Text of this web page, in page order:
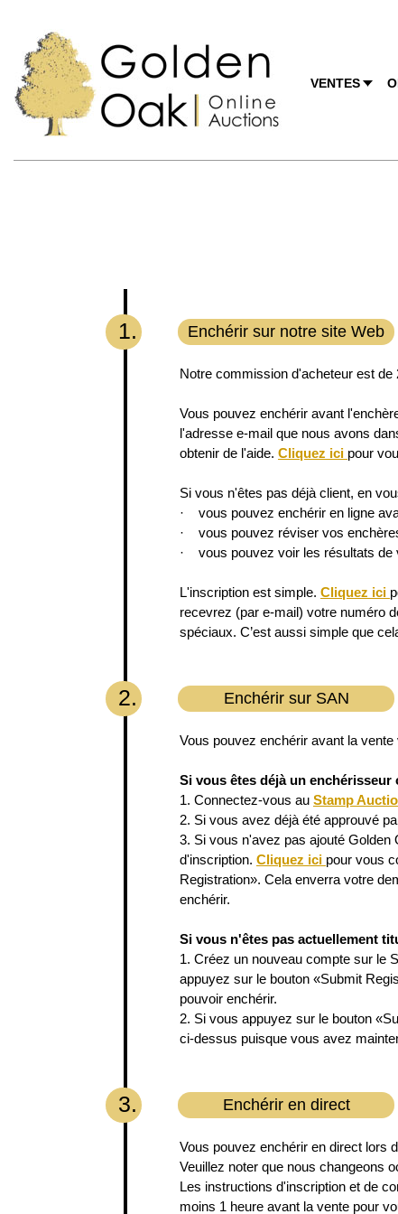
VENTES
1. Enchérir sur notre site Web
Notre commission d'acheteur est
Vous pouvez enchérir avant
l'adresse e-mail que nous avons
obtenir de l'aide. Cliquez ici pour
Si vous n'êtes pas déjà client, en
· vous pouvez enchérir en ligne
· vous pouvez réviser vos
· vous pouvez voir les résultats de
L'inscription est simple. Cliquez ici
recevrez (par e-mail) votre numéro
spéciaux. C’est aussi simple que
2. Enchérir sur SAN
Vous pouvez enchérir avant la
Si vous êtes déjà un
1. Connectez-vous au Stamp
2. Si vous avez déjà été approuvé
3. Si vous n'avez pas ajouté
d'inscription. Cliquez ici pour vous
Registration». Cela enverra votre
enchérir.
Si vous n'êtes pas actuellement
1. Créez un nouveau compte sur le
appuyez sur le bouton «Submit
pouvoir enchérir.
2. Si vous appuyez sur le bouton
ci-dessus puisque vous avez
3. Enchérir en direct
Vous pouvez enchérir en direct lors
Veuillez noter que nous changeons
Les instructions d'inscription et de
moins 1 heure avant la vente pour